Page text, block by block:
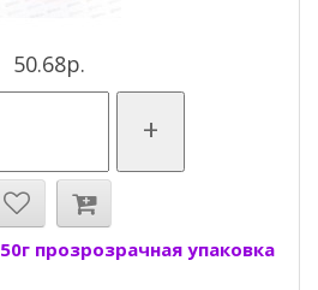
50.68р.
+
прозрозрачная упаковка